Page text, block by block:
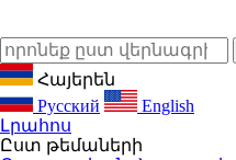
Հայերեն
Русский
English
Լրահոս
Ըստ թեմաների